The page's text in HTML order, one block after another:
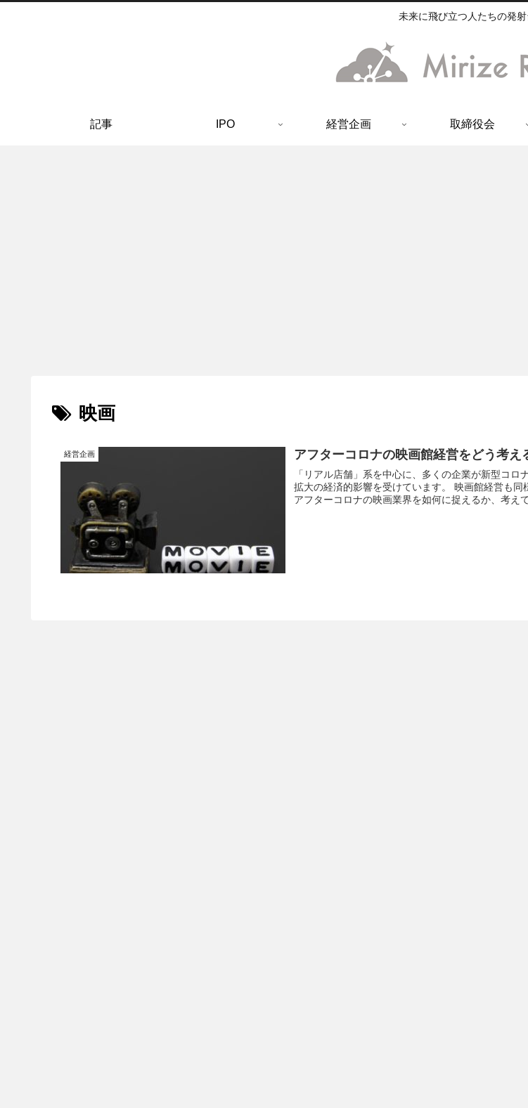
未来に飛び立つ人たちの発
記事 IPO 経営企画 取締役会
映画
経営企画 アフターコロナの映画館経営をどう考え
「リアル店舗」系を中心に、多くの企業が新型コロ
拡大の経済的影響を受けています。 映画館経営も同
アフターコロナの映画業界を如何に捉えるか、考え